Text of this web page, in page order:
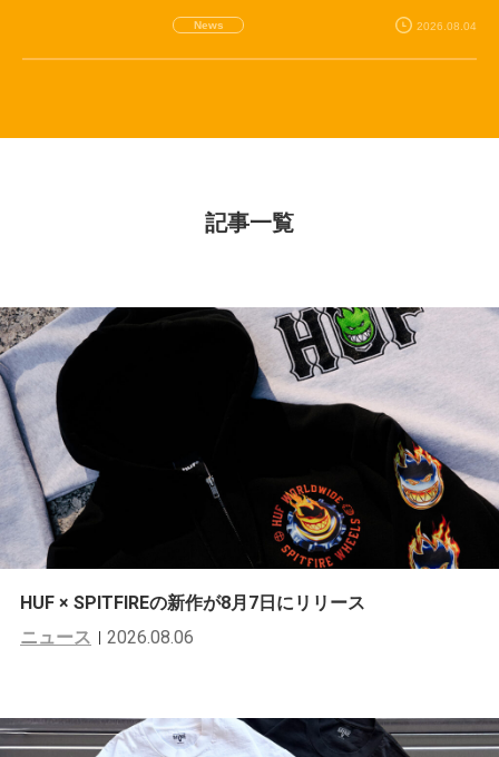
News 2026.08.04
記事一覧
HUF × SPITFIREの新作が8月7日にリリース
ニュース
2026.08.06